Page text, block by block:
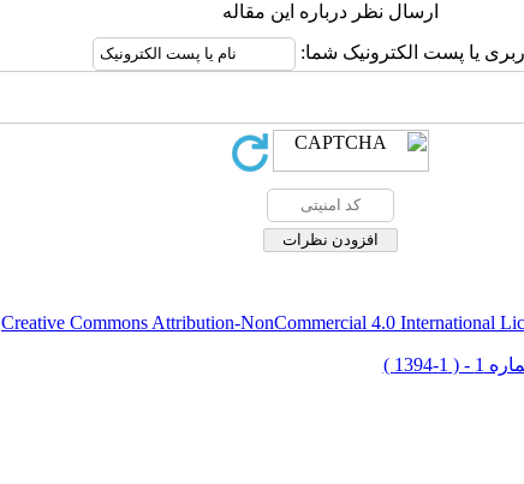
ارسال نظر درباره این مقاله
یا پست الکترونیک شما:
Creative Commons Attribution-NonCommercial 4.0 International